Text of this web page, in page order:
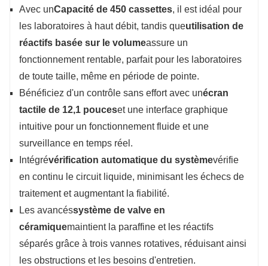
Avec unCapacité de 450 cassettes, il est idéal pour
les laboratoires à haut débit, tandis queutilisation de
réactifs basée sur le volumeassure un
fonctionnement rentable, parfait pour les laboratoires
de toute taille, même en période de pointe.
Bénéficiez d'un contrôle sans effort avec unécran
tactile de 12,1 pouceset une interface graphique
intuitive pour un fonctionnement fluide et une
surveillance en temps réel.
Intégrévérification automatique du systèmevérifie
en continu le circuit liquide, minimisant les échecs de
traitement et augmentant la fiabilité.
Les avancéssystème de valve en
céramiquemaintient la paraffine et les réactifs
séparés grâce à trois vannes rotatives, réduisant ainsi
les obstructions et les besoins d'entretien.